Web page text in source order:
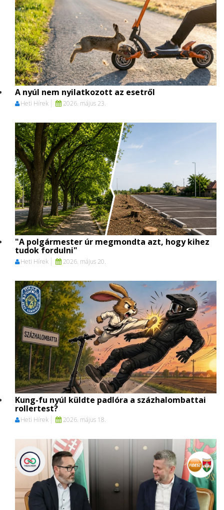
A nyúl nem nyilatkozott az esetről
Heti Hírek 2026. május 23.
"A polgármester úr megmondta azt, hogy kihez
tudok fordulni"
Heti Hírek 2026. május 20.
Kung-fu nyúl küldte padlóra a százhalombattai
rollertest?
Heti Hírek 2026. május 18.